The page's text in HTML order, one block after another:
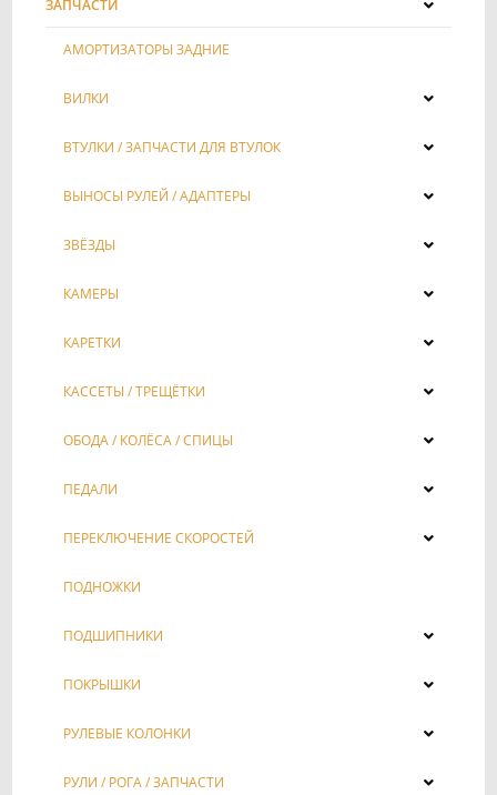
ЗАПЧАСТИ
АМОРТИЗАТОРЫ ЗАДНИЕ
ВИЛКИ
ВТУЛКИ / ЗАПЧАСТИ ДЛЯ ВТУЛОК
ВЫНОСЫ РУЛЕЙ / АДАПТЕРЫ
ЗВЁЗДЫ
КАМЕРЫ
КАРЕТКИ
КАССЕТЫ / ТРЕЩЁТКИ
ОБОДА / КОЛЁСА / СПИЦЫ
ПЕДАЛИ
ПЕРЕКЛЮЧЕНИЕ СКОРОСТЕЙ
ПОДНОЖКИ
ПОДШИПНИКИ
ПОКРЫШКИ
РУЛЕВЫЕ КОЛОНКИ
РУЛИ / РОГА / ЗАПЧАСТИ